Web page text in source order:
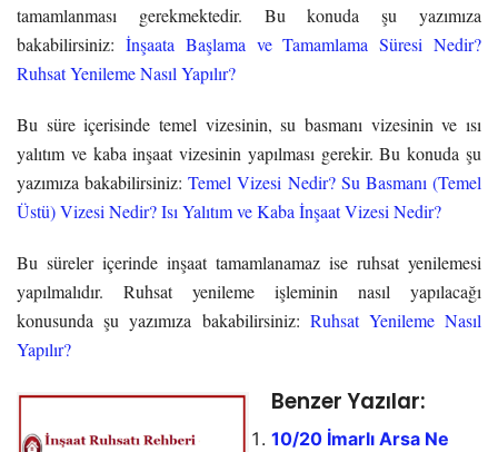
tamamlanması gerekmektedir. Bu konuda şu yazımıza
bakabilirsiniz: İnşaata Başlama ve Tamamlama Süresi Nedir?
Ruhsat Yenileme Nasıl Yapılır?
Bu süre içerisinde temel vizesinin, su basmanı vizesinin ve ısı
yalıtım ve kaba inşaat vizesinin yapılması gerekir. Bu konuda şu
yazımıza bakabilirsiniz: Temel Vizesi Nedir? Su Basmanı (Temel
Üstü) Vizesi Nedir? Isı Yalıtım ve Kaba İnşaat Vizesi Nedir?
Bu süreler içerinde inşaat tamamlanamaz ise ruhsat yenilemesi
yapılmalıdır. Ruhsat yenileme işleminin nasıl yapılacağı
konusunda şu yazımıza bakabilirsiniz: Ruhsat Yenileme Nasıl
Yapılır?
Benzer Yazılar:
10/20 İmarlı Arsa Ne